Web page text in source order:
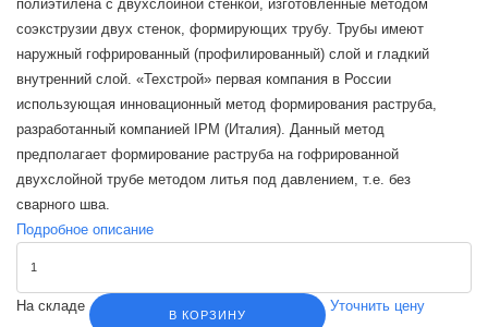
полиэтилена с двухслойной стенкой, изготовленные методом
соэкструзии двух стенок, формирующих трубу. Трубы имеют
наружный гофрированный (профилированный) слой и гладкий
внутренний слой. «Техстрой» первая компания в России
использующая инновационный метод формирования раструба,
разработанный компанией IPM (Италия). Данный метод
предполагает формирование раструба на гофрированной
двухслойной трубе методом литья под давлением, т.е. без
сварного шва.
Подробное описание
На складе
В КОРЗИНУ
Уточнить цену